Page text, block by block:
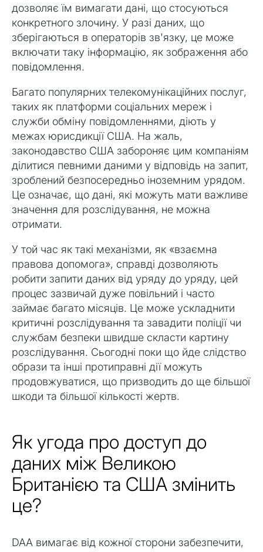
дозволяє їм вимагати дані, що стосуються
конкретного злочину. У разі даних, що
зберігаються в операторів зв'язку, це може
включати таку інформацію, як зображення або
повідомлення.
Багато популярних телекомунікаційних послуг,
таких як платформи соціальних мереж і
служби обміну повідомленнями, діють у
межах юрисдикції США. На жаль,
законодавство США забороняє цим компаніям
ділитися певними даними у відповідь на запит,
зроблений безпосередньо іноземним урядом.
Це означає, що дані, які можуть мати важливе
значення для розслідування, не можна
отримати.
У той час як такі механізми, як «взаємна
правова допомога», справді дозволяють
робити запити даних від уряду до уряду, цей
процес зазвичай дуже повільний і часто
займає багато місяців. Це може ускладнити
критичні розслідування та завадити поліції чи
службам безпеки швидше скласти картину
розслідування. Сьогодні поки що йде слідство
образи та інші протиправні дії можуть
продовжуватися, що призводить до ще більшої
шкоди та більшої кількості жертв.
Як угода про доступ до
даних між Великою
Британією та США змінить
це?
DAA вимагає від кожної сторони забезпечити,